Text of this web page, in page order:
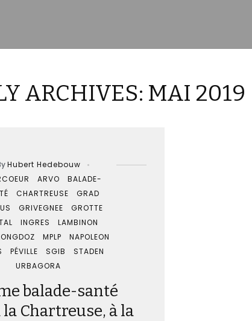
ARCHIVES: MAI 2019
Hubert Hedebouw
ARVO
BALADE-
CHARTREUSE
GRAD
GRIVEGNEE
GROTTE
INGRES
LAMBINON
MPLP
NAPOLEON
PÉVILLE SGIB
STADEN
URBAGORA
balade-santé
la Chartreuse, à la